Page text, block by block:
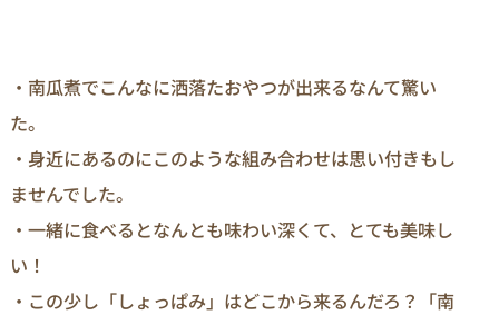
・南瓜煮でこんなに洒落たおやつが出来るなんて驚い
た。
・身近にあるのにこのような組み合わせは思い付きもし
ませんでした。
・一緒に食べるとなんとも味わい深くて、とても美味し
い！
・この少し「しょっぱみ」はどこから来るんだろ？「南